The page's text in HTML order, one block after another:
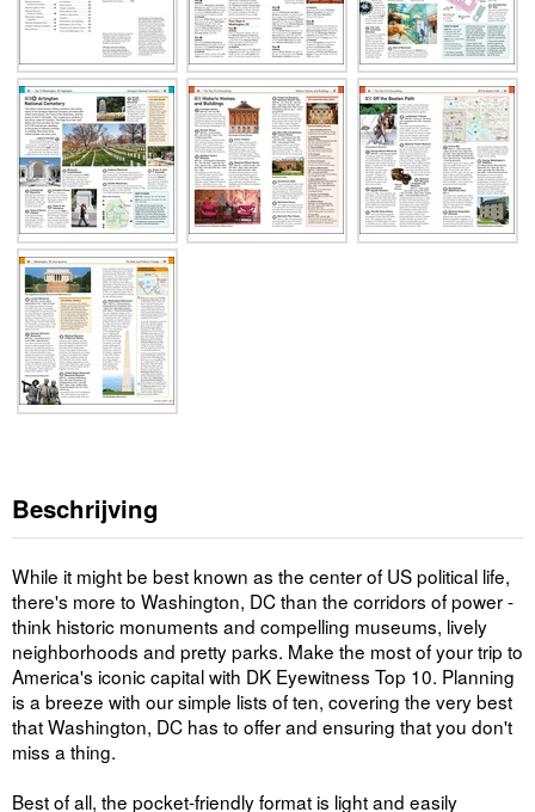
Beschrijving
While it might be best known as the center of US political life,
there's more to Washington, DC than the corridors of power -
think historic monuments and compelling museums, lively
neighborhoods and pretty parks. Make the most of your trip to
America's iconic capital with DK Eyewitness Top 10. Planning
is a breeze with our simple lists of ten, covering the very best
that Washington, DC has to offer and ensuring that you don't
miss a thing.
Best of all, the pocket-friendly format is light and easily